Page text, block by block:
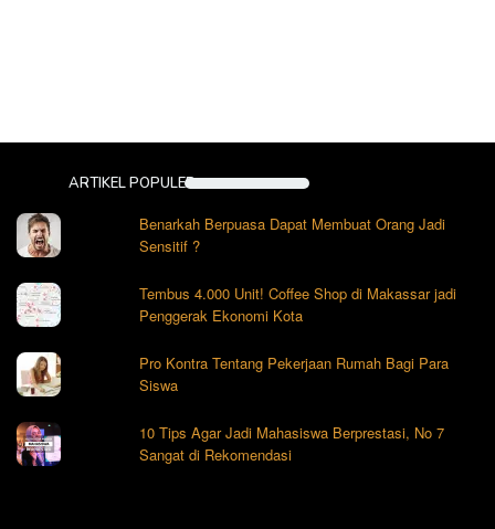
ARTIKEL POPULER
Benarkah Berpuasa Dapat Membuat Orang Jadi
Sensitif ?
Tembus 4.000 Unit! Coffee Shop di Makassar jadi
Penggerak Ekonomi Kota
Pro Kontra Tentang Pekerjaan Rumah Bagi Para
Siswa
10 Tips Agar Jadi Mahasiswa Berprestasi, No 7
Sangat di Rekomendasi